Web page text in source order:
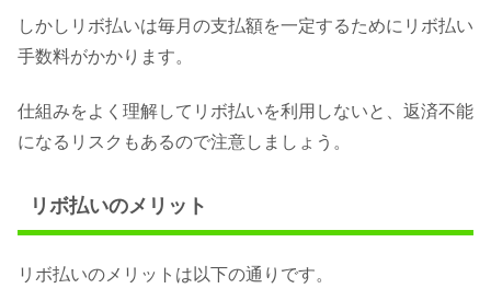
しかしリボ払いは毎月の支払額を一定するためにリボ払い
手数料がかかります。
仕組みをよく理解してリボ払いを利用しないと、返済不能
になるリスクもあるので注意しましょう。
リボ払いのメリット
リボ払いのメリットは以下の通りです。